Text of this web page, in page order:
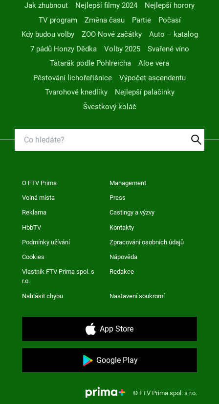
Jak zhubnout Nejlepší filmy 2024
Nejlepší horory
TV program
Změna času Partie
Počasí
Kdy budou volby
ZOO Nové začátky
Auto – katalog
7 pádů Honzy Dědka
Volby 2025
Svařené víno
Tatarák podle Pohlreicha
Aloe vera
Pěstování lichořeřišnice
Výpočet ascendentu
Tvarohové knedlíky
Nejlepší palačinky
Švestkový koláč
O FTV Prima Management
Volná místa Press
Reklama Castingy a výzvy
HbbTV Kontakty
Podmínky užívání Zpracování osobních údajů
Cookies Nápověda
Vlastník FTV Prima spol. s
r.o.
Redakce
Nahlásit chybu Nastavení soukromí
App Store
Google Play
© FTV Prima spol. s r.o.